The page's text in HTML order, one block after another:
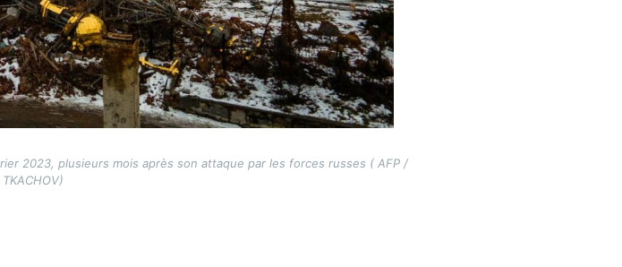
2023, plusieurs mois après son attaque par les forces russes ( AFP /